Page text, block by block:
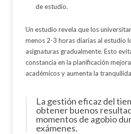
de estudio.
Un estudio revela que los
menos 2-3 horas diarias al estudio
asignaturas gradualmente. Esto
constancia en la planificación
académicos y aumenta la
La gestión eficaz del
obtener buenos
momentos de agobio
exámenes.